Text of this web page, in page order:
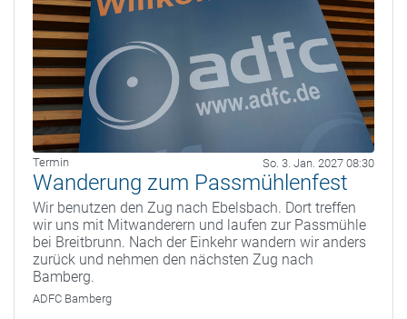
Termin So. 3. Jan. 2027 08:30
Wanderung zum Passmühlenfest
Wir benutzen den Zug nach Ebelsbach. Dort treffen
wir uns mit Mitwanderern und laufen zur Passmühle
bei Breitbrunn. Nach der Einkehr wandern wir anders
zurück und nehmen den nächsten Zug nach
Bamberg.
ADFC Bamberg